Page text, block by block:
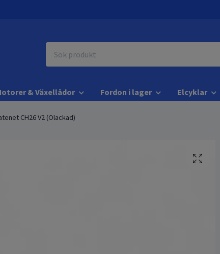
& Växellådor Fordon i lager Elcyklar
CH26 V2 (Olackad)